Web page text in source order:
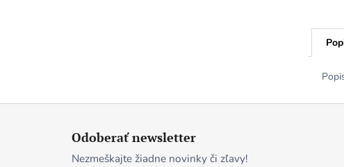
Odoberať newsletter
Nezmeškajte žiadne novinky či zľavy!